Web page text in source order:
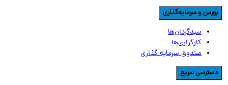
و سرمایه‌گذاری
سبدگردان‌ها
کارگزاری‌ها
صندوق سرمایه گذاری
سریع